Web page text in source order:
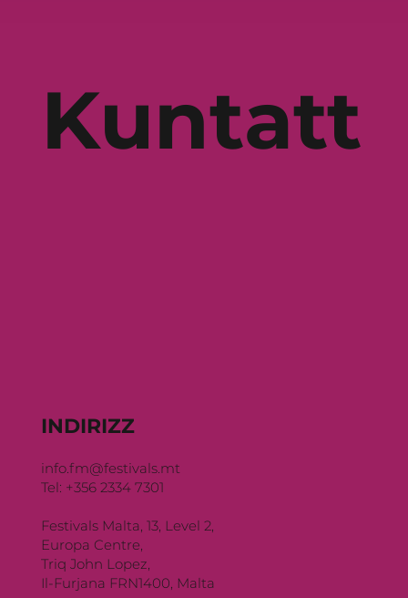
Kuntatt
INDIRIZZ
info.fm@festivals.mt
Tel: +356 2334 7301
Festivals Malta, 13, Level 2,
Europa Centre,
Triq John Lopez,
Il-Furjana FRN1400, Malta